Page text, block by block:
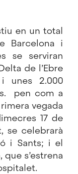
en un total
Barcelona i
se serviran
de l’Ebre
unes 2.000
pen com a
vegada
17 de
se celebrarà
i Sants; i el
que s’estrena